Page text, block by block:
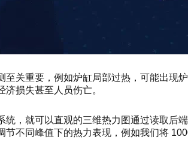
至关重要，例如炉缸局部过热，可能出现
济损失甚至人员伤亡。
统，就可以直观的三维热力图通过读取后
节不同峰值下的热力表现，例如我们将